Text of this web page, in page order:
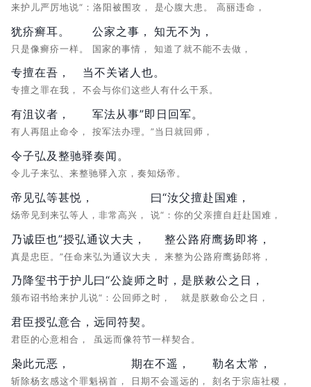
来护儿严厉地说“：洛阳被围攻， 是心腹大患。 高丽违命，
犹疥癣耳。
只是像癣疥一样。
公家之事，
国家的事情，
知无不为，
知道了就不能不去做，
专擅在吾，
专擅之罪在我，
当不关诸人也。
不会与你们这些人有什么干系。
有沮议者，
有人再阻止命令，
军法从事”即日回军。
按军法办理。”当日就回师，
令子弘及整驰驿奏闻。
令儿子来弘、来整驰驿入京，奏知炀帝。
帝见弘等甚悦，
炀帝见到来弘等人，非常高兴，
曰“汝父擅赴国难，
说“：你的父亲擅自赶赴国难，
乃诚臣也”授弘通议大夫，
真是忠臣。”任命来弘为通议大夫，
整公路府鹰扬即将，
来整为公路府鹰扬郎将，
乃降玺书于护儿曰“公旋师之时，
颁布诏书给来护儿说“：公回师之时，
是朕敕公之日，
就是朕敕命公之日，
君臣授弘意合，
君臣的心意相合，
远同符契。
虽远而像符节一样契合。
枭此元恶，
斩除杨玄感这个罪魁祸首，
期在不遥，
日期不会遥远的，
勒名太常，
刻名于宗庙社稷，